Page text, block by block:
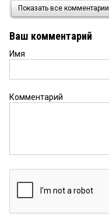
15 декабря
не
lord 14
Показать все
Ваш комментарий
Имя
Комментарий